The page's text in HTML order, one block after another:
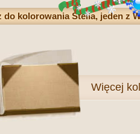
kolorowania Stella, jeden z
Więcej